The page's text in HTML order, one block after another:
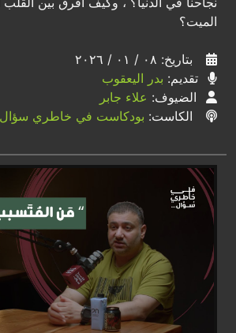
الميت؟
بتاريخ: ٠٨ / ٠١ / ٢٠٢٦
تقديم: بدر اليعقوب
الضيوف: علاء جابر
الكاست: بودكاست في خاطري سؤال